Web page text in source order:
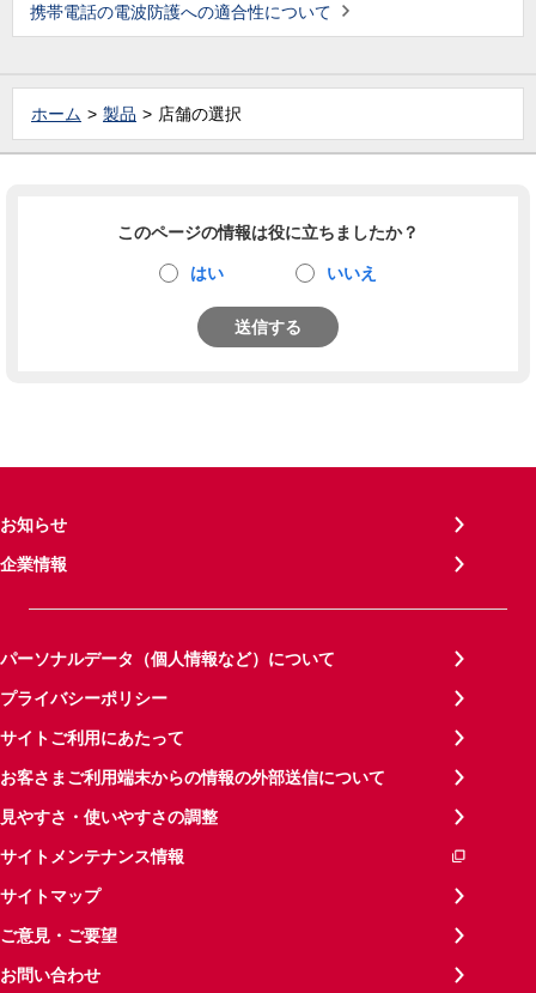
携帯電話の電波防護への適合性について
ホーム 製品 店舗の選択
このページの情報は役に立ちましたか？
はい いいえ
送信する
お知らせ
企業情報
パーソナルデータ（個人情報など）について
プライバシーポリシー
サイトご利用にあたって
お客さまご利用端末からの情報の外部送信について
見やすさ・使いやすさの調整
サイトメンテナンス情報
サイトマップ
ご意見・ご要望
お問い合わせ